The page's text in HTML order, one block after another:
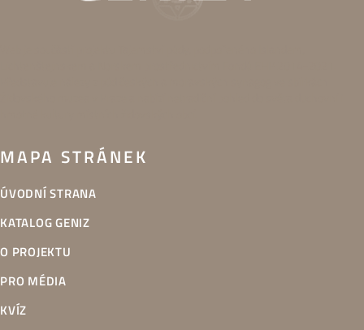
MAPA STRÁNEK
ÚVODNÍ STRANA
KATALOG GENIZ
O PROJEKTU
PRO MÉDIA
KVÍZ